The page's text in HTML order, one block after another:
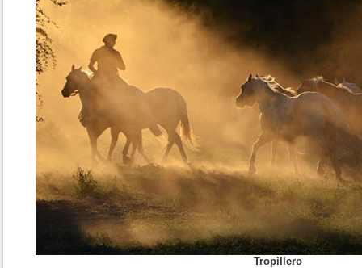
Tropillero